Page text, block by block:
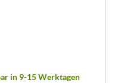
in 9-15 Werktagen